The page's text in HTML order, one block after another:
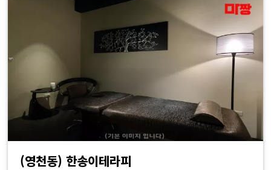
(영천동) 한송이테라피